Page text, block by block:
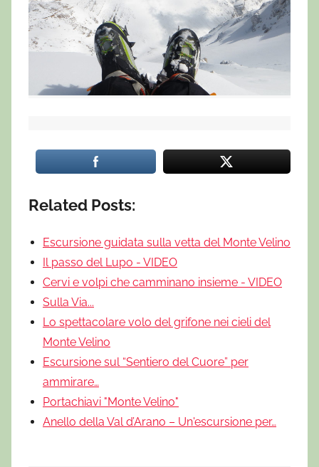
Related Posts:
Escursione guidata sulla vetta del Monte Velino
Il passo del Lupo - VIDEO
Cervi e volpi che camminano insieme - VIDEO
Sulla Via...
Lo spettacolare volo del grifone nei cieli del
Monte Velino
Escursione sul “Sentiero del Cuore” per
ammirare…
Portachiavi "Monte Velino"
Anello della Val d’Arano – Un'escursione per…